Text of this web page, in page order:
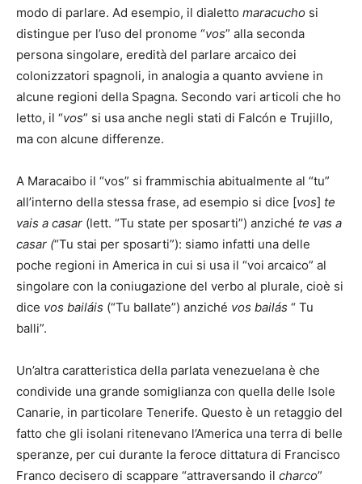
modo di parlare. Ad esempio, il dialetto maracucho si
distingue per l’uso del pronome “vos” alla seconda
persona singolare, eredità del parlare arcaico dei
colonizzatori spagnoli, in analogia a quanto avviene in
alcune regioni della Spagna. Secondo vari articoli che ho
letto, il “vos” si usa anche negli stati di Falcón e Trujillo,
ma con alcune differenze.
A Maracaibo il “vos” si frammischia abitualmente al “tu”
all’interno della stessa frase, ad esempio si dice [vos] te
vais a casar (lett. “Tu state per sposarti”) anziché te vas a
casar (“Tu stai per sposarti”): siamo infatti una delle
poche regioni in America in cui si usa il “voi arcaico” al
singolare con la coniugazione del verbo al plurale, cioè si
dice vos bailáis (“Tu ballate”) anziché vos bailás “ Tu
balli”.
Un’altra caratteristica della parlata venezuelana è che
condivide una grande somiglianza con quella delle Isole
Canarie, in particolare Tenerife. Questo è un retaggio del
fatto che gli isolani ritenevano l’America una terra di belle
speranze, per cui durante la feroce dittatura di Francisco
Franco decisero di scappare “attraversando il charco”